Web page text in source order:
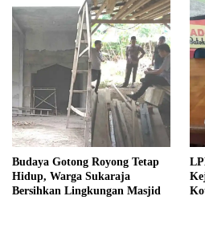
Budaya Gotong Royong Tetap
Hidup, Warga Sukaraja
Bersihkan Lingkungan Masjid